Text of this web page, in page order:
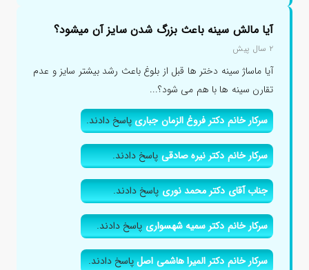
آیا مالش سینه باعث بزرگ شدن سایز آن میشود؟
۲ سال پیش
آیا ماساژ سینه دختر ها قبل از بلوغ باعث رشد بیشتر سایز و عدم
تقارن سینه ها با هم می شود؟...
سرکار خانم دکتر فروغ الزمان جباریپاسخ دادند.
سرکار خانم دکتر نیره صادقیپاسخ دادند.
جناب آقای دکتر محمد نوریپاسخ دادند.
سرکار خانم دکتر سمیه شهسواریپاسخ دادند.
سرکار خانم دکتر المیرا هاشمی اصلپاسخ دادند.